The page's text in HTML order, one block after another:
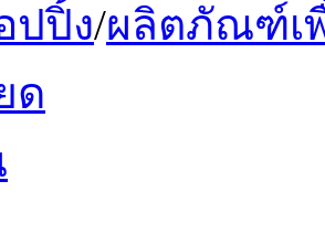
ปปิ้ง/ผลิตภัณฑ์เ
ด